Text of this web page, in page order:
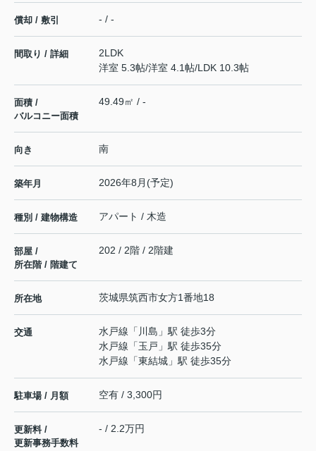
償却 / 敷引 - / -
間取り / 詳細
2LDK
洋室 5.3帖/洋室 4.1帖/LDK 10.3帖
面積 /
バルコニー面積
49.49㎡ / -
向き 南
築年月 2026年8月(予定)
種別 / 建物構造 アパート / 木造
部屋 /
所在階 / 階建て
202 / 2階 / 2階建
所在地 茨城県筑西市女方1番地18
交通 水戸線 「 川島 」駅 徒歩3分
水戸線 「玉戸 」駅 徒歩35分
水戸線 「東結城 」駅 徒歩35分
駐車場 / 月額 空有 / 3,300円
更新料 /
更新事務手数料
- / 2.2万円